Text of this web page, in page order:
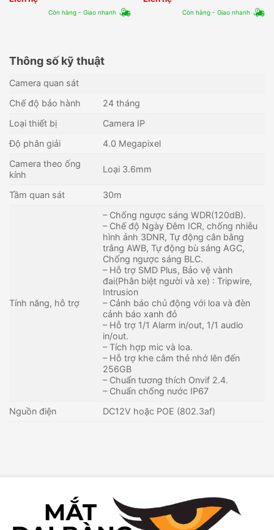
Còn hàng - Giao nhanh Còn hàng - Giao nhanh
Thông số kỹ thuật
Camera quan sát
Chế độ bảo hành
24 tháng
Loại thiết bị
Camera IP
Độ phân giải
4.0 Megapixel
Camera theo ống
kính
Loại 3.6mm
Tầm quan sát 30m
Tính năng, hỗ trợ
– Chống ngược sáng WDR(120dB).
– Chế độ Ngày Đêm ICR, chống nhiễu
hình ảnh 3DNR, Tự động cân bằng
trắng AWB, Tự động bù sáng AGC,
Chống ngược sáng BLC.
– Hỗ trợ SMD Plus, Bảo vệ vành
đai(Phân biệt người và xe) : Tripwire,
Intrusion
– Cảnh báo chủ động với loa và đèn
cảnh báo xanh đỏ
– Hỗ trợ 1/1 Alarm in/out, 1/1 audio
in/out.
– Tích hợp mic và loa.
– Hỗ trợ khe cắm thẻ nhớ lên đến
256GB
– Chuẩn tương thích Onvif 2.4.
– Chuẩn chống nước IP67
Nguồn điện
DC12V hoặc POE (802.3af)